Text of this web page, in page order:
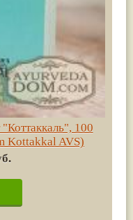
100
Kottakkal AVS)